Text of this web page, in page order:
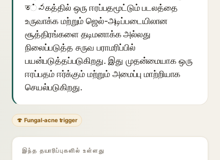
ত்వகத்தில் ஒரு ஈரப்பதமூட்டும் படலத்தை
உருவாக்க மற்றும் ஜெல்-அடிப்படையிலான
சூத்திரங்களை தடிமனாக்க அல்லது
நிலைப்படுத்த சருவ பராமரிப்பில்
பயன்படுத்தப்படுகிறது. இது முதன்மையாக ஒரு
ஈரப்பதம் ஈர்க்கும் மற்றும் அமைப்பு மாற்றியாக
செயல்படுகிறது.
🍄 Fungal-acne trigger
இந்த தயாரிப்புகளில் உள்ளது